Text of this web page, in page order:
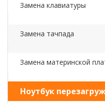
Замена клавиатуры
Замена тачпада
Замена материнской
Ноутбук